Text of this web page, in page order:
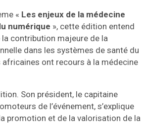
« Les enjeux de la médecine
numérique », cette édition entend
contribution majeure de la
dans les systèmes de santé du
ont recours à la médecine
Son président, le capitaine
de l’événement, s’explique
promotion et de la valorisation de la